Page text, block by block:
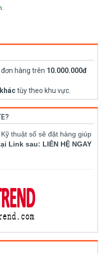
đơn hàng trên 10.000.000đ
tùy theo khu vực.
thuật số sẽ đặt hàng giúp
Link sau: LIÊN HỆ NGAY